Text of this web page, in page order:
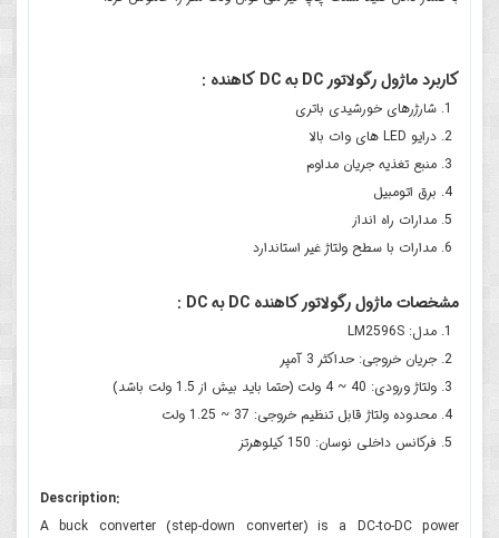
کاربرد ماژول رگولاتور DC به DC کاهنده :
شارژرهای خورشیدی باتری
درایو LED های وات بالا
منبع تغذیه جریان مداوم
برق اتومبیل
مدارات راه انداز
مدارات با سطح ولتاژ غیر استاندارد
مشخصات ماژول رگولاتور کاهنده DC به DC :
مدل: LM2596S
جریان خروجی: حداکثر 3 آمپر
ولتاژ ورودی: 40 ~ 4 ولت (حتما باید بیش از 1.5 ولت باشد)
محدوده ولتاژ قابل تنظیم خروجی: 37 ~ 1.25 ولت
فرکانس داخلی نوسان: 150 کیلوهرتز
Description:
A buck converter (step-down converter) is a DC-to-DC power